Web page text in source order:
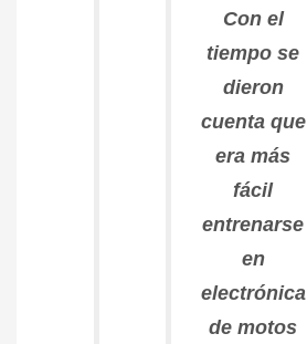
Con el
tiempo se
dieron
cuenta que
era más
fácil
entrenarse
en
electrónica
de motos